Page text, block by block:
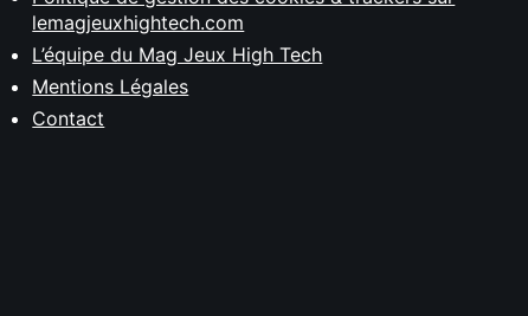
lemagjeuxhightech.com
L’équipe du Mag Jeux High Tech
Mentions Légales
Contact